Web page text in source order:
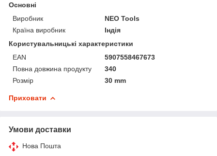
Основні
Виробник
NEO Tools
Країна виробник
Індія
Користувальницькі характеристики
EAN
5907558467673
Повна довжина продукту
340
Розмір
30 mm
Приховати
Умови доставки
Нова Пошта